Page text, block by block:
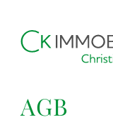
AGB